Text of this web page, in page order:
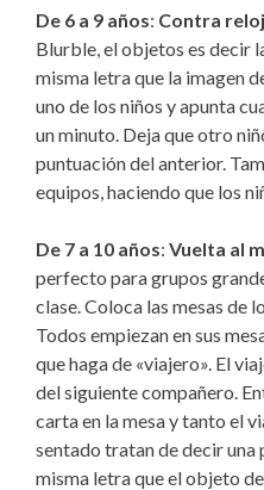
De 6 a 9 años: Contra reloj
Blurble, el objetos es decir
misma letra que la imagen
uno de los niños y apunta
un minuto. Deja que otro
puntuación del anterior.
equipos, haciendo que los
De 7 a 10 años: Vuelta al
perfecto para grupos
clase. Coloca las mesas de
Todos empiezan en sus
que haga de «viajero». El
del siguiente compañero.
carta en la mesa y tanto el
sentado tratan de decir una
misma letra que el objeto